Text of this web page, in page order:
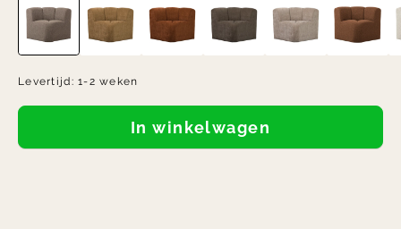
Levertijd:1-2 weken
In winkelwagen